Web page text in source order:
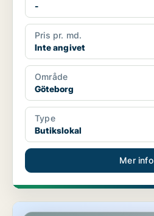
-
Pris pr. md.
Inte angivet
Område
Göteborg
Type
Butikslokal
Mer info
Butikslokal i Göteborg